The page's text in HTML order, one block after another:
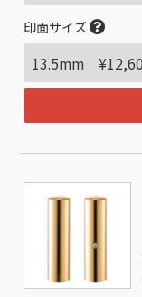
印面サイズ